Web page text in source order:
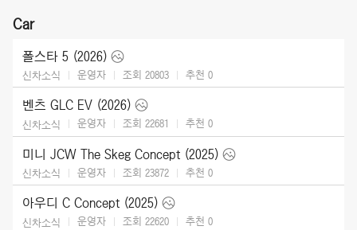
Car
폴스타 5 (2026)
신차소식 운영자 조회 20803 추천 0
벤츠 GLC EV (2026)
신차소식 운영자 조회 22681 추천 0
미니 JCW The Skeg Concept (2025)
신차소식 운영자 조회 23872 추천 0
아우디 C Concept (2025)
신차소식 운영자 조회 22620 추천 0